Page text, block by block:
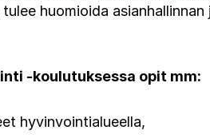
huomioida
-koulutuksessa opit mm:
hyvinvointialueella,